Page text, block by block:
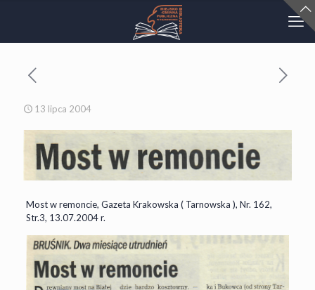
13 lipca 2004
Most w remoncie, Gazeta Krakowska ( Tarnowska ), Nr. 162,
Str.3, 13.07.2004 r.